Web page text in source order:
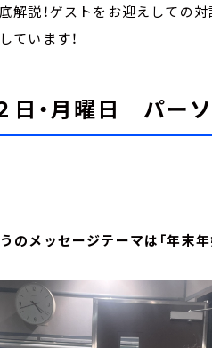
説！ゲストをお迎えしての対
ています！
日・月曜日 パー
のメッセージテーマは「年末年